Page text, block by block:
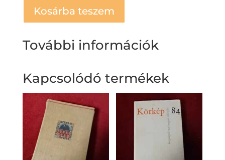
Kosárba teszem
További információk
Kapcsolódó termékek